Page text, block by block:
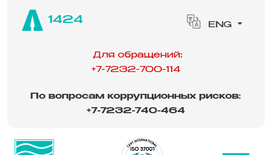
1424 ENG
Для обращений:
+7-7232-700-114
По вопросам коррупционных рисков:
+7-7232-740-464